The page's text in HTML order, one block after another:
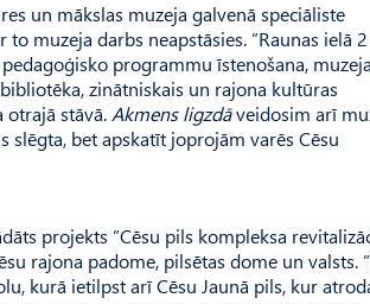
un mākslas muzeja galvenā speciāliste
muzeja darbs neapstāsies. ”Raunas ielā 2
programmu īstenošana, muzeja
zinātniskais un rajona kultūras
otrajā stāvā. Akmens ligzdāveidosim arī
slēgta, bet apskatīt joprojām varēs Cēsu
projekts ”Cēsu pils kompleksa
rajona padome, pilsētas dome un valsts.
kurā ietilpst arī Cēsu Jaunā pils, kur